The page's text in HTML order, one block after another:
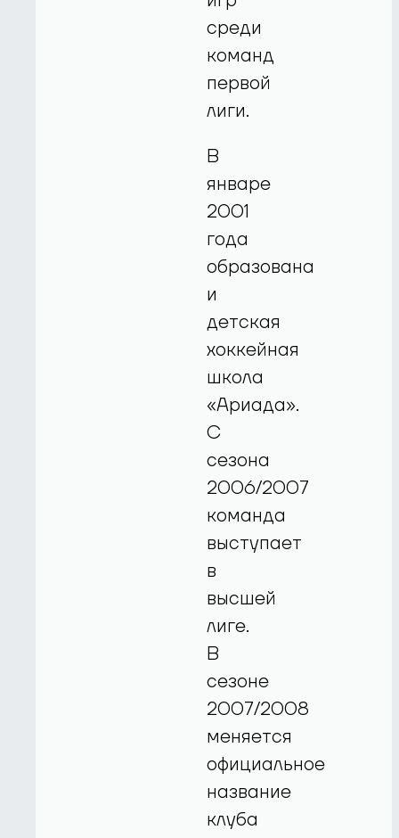
среди
команд
первой
лиги.
В
январе
2001
года
образована
и
детская
хоккейная
школа
«Ариада».
С
сезона
2006/2007
команда
выступает
в
высшей
лиге.
В
сезоне
2007/2008
меняется
официальное
название
клуба